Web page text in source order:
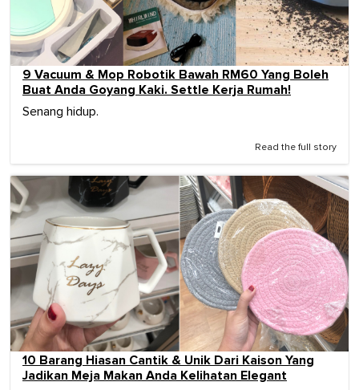
9 Vacuum & Mop Robotik Bawah RM60 Yang Boleh
Buat Anda Goyang Kaki. Settle Kerja Rumah!
Senang hidup.
Read the full story
10 Barang Hiasan Cantik & Unik Dari Kaison Yang
Jadikan Meja Makan Anda Kelihatan Elegant